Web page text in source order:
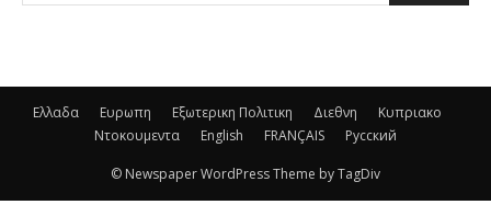
Ελλαδα Ευρωπη Εξωτερικη Πολιτικη Διεθνη
Κυπριακο
Ντοκουμεντα
English FRANÇAIS Русский
© Newspaper WordPress Theme by TagDiv